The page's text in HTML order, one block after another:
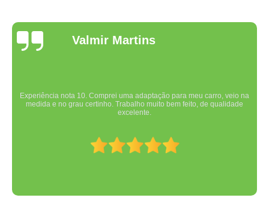
Valmir Martins
Experiência nota 10. Comprei uma adaptação para meu carro, veio na
medida e no grau certinho. Trabalho muito bem feito, de qualidade
excelente.